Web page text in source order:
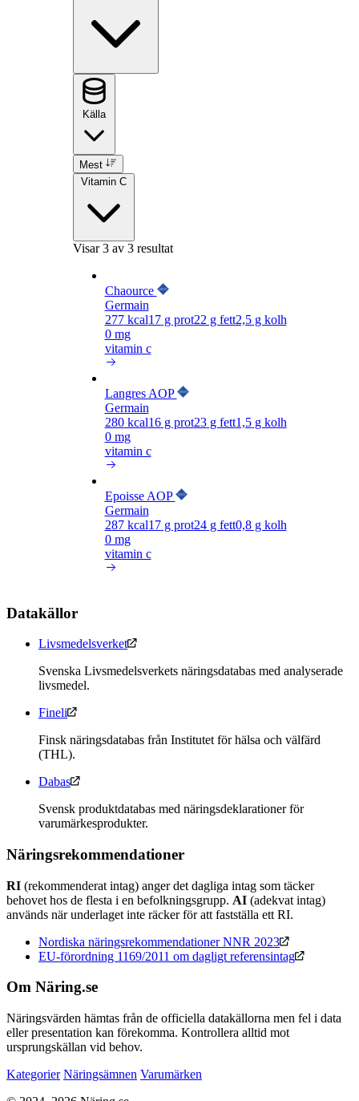
Källa
Mest
Vitamin C
Visar3av 3 resultat
Chaource
Germain
277kcal17g prot22 g fett2,5g kolh
0 mg
vitamin c
Langres AOP
Germain
280kcal16g prot23g fett1,5g kolh
0 mg
vitamin c
Epoisse AOP
Germain
287kcal17g prot24g fett0,8g kolh
0 mg
vitamin c
Datakällor
Livsmedelsverket
Svenska Livsmedelsverkets näringsdatabas med analyserade
livsmedel.
Fineli
Finsk näringsdatabas från Institutet för hälsa och välfärd
(THL).
Dabas
Svensk produktdatabas med näringsdeklarationer för
varumärkesprodukter.
Näringsrekommendationer
RI (rekommenderat intag) anger det dagliga intag som täcker
behovet hos de flesta i en befolkningsgrupp. AI (adekvat intag)
används när underlaget inte räcker för att fastställa ett RI.
Nordiska näringsrekommendationer NNR 2023
EU-förordning 1169/2011 om dagligt referensintag
Om Näring.se
Näringsvärden hämtas från de officiella datakällorna men fel i data
eller presentation kan förekomma. Kontrollera alltid mot
ursprungskällan vid behov.
Kategorier Näringsämnen Varumärken